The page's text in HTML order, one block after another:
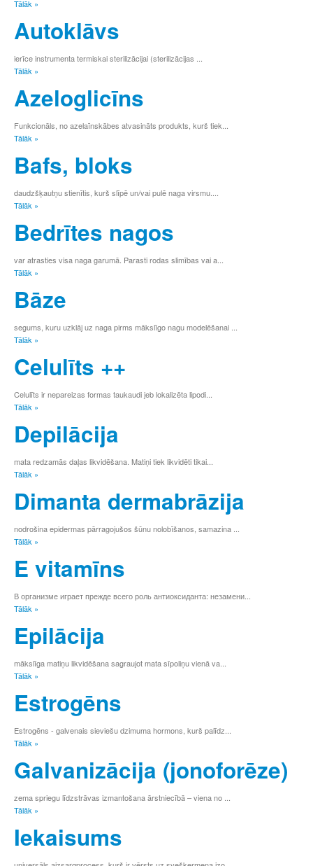
Tālāk »
Autoklāvs
ierīce instrumenta termiskai sterilizācijai (sterilizācijas ...
Tālāk »
Azeloglicīns
Funkcionāls, no azelaīnskābes atvasināts produkts, kurš tiek...
Tālāk »
Bafs, bloks
daudzšķautņu stienītis, kurš slīpē un/vai pulē naga virsmu....
Tālāk »
Bedrītes nagos
var atrasties visa naga garumā. Parasti rodas slimības vai a...
Tālāk »
Bāze
segums, kuru uzklāj uz naga pirms mākslīgo nagu modelēšanai ...
Tālāk »
Celulīts ++
Celulīts ir nepareizas formas taukaudi jeb lokalizēta lipodi...
Tālāk »
Depilācija
mata redzamās daļas likvidēšana. Matiņi tiek likvidēti tikai...
Tālāk »
Dimanta dermabrāzija
nodrošina epidermas pārragojušos šūnu nolobīšanos, samazina ...
Tālāk »
E vitamīns
В организме играет прежде всего роль антиоксиданта: незамени...
Tālāk »
Epilācija
mākslīga matiņu likvidēšana sagraujot mata sīpoliņu vienā va...
Tālāk »
Estrogēns
Estrogēns - galvenais sieviešu dzimuma hormons, kurš palīdz...
Tālāk »
Galvanizācija (jonoforēze)
zema spriegu līdzstrāvas izmantošana ārstniecībā – viena no ...
Tālāk »
Iekaisums